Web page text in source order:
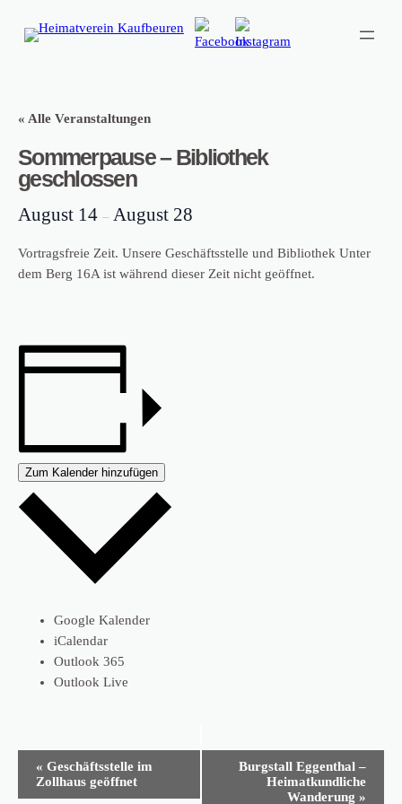
« Alle Veranstaltungen
Sommerpause – Bibliothek
geschlossen
August 14 – August 28
Vortragsfreie Zeit. Unsere Geschäftsstelle und Bibliothek Unter
dem Berg 16A ist während dieser Zeit nicht geöffnet.
Zum Kalender hinzufügen
Google Kalender
iCalendar
Outlook 365
Outlook Live
Veranstaltung-
Navigation
« Geschäftsstelle im
Zollhaus geöffnet
Burgstall Eggenthal –
Heimatkundliche
Wanderung »